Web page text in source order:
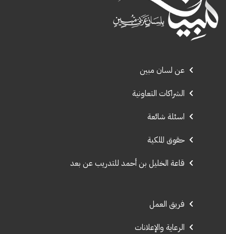
عن لسان مبين
الشراكات التعاونية
اسئلة شائعة
حقوق الملكية
قاعة الخليل بن أحمد للتدريب عن بعد
فريق العمل
الرعاية والإعلانات